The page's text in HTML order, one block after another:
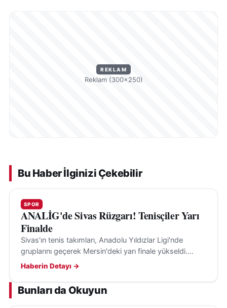
REKLAM
Reklam (300×250)
Bu Haber İlginizi Çekebilir
SPOR
ANALİG'de Sivas Rüzgarı! Tenisçiler Yarı
Finalde
Sivas'ın tenis takımları, Anadolu Yıldızlar Ligi'nde
gruplarını geçerek Mersin'deki yarı finale yükseldi.
Başarıları, Sivas sporunun gelişimini gösteriyor.
Haberin Detayı →
Bunları da Okuyun